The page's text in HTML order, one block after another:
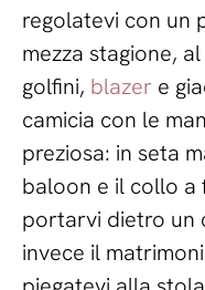
regolatevi con un
mezza stagione,
golfini, blazer e
camicia con le
preziosa: in seta
baloon e il collo a
portarvi dietro un
invece il